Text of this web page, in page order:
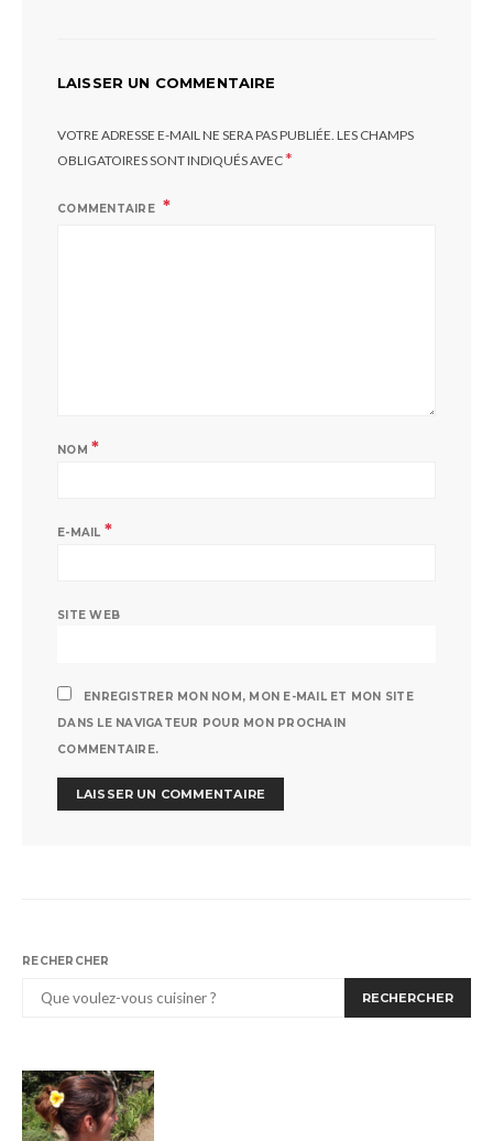
LAISSER UN COMMENTAIRE
VOTRE ADRESSE E-MAIL NE SERA PAS PUBLIÉE. LES CHAMPS
OBLIGATOIRES SONT INDIQUÉS AVEC*
COMMENTAIRE
NOM *
E-MAIL *
SITE WEB
ENREGISTRER MON NOM, MON E-MAIL ET MON SITE
DANS LE NAVIGATEUR POUR MON PROCHAIN
COMMENTAIRE.
RECHERCHER
RECHERCHER